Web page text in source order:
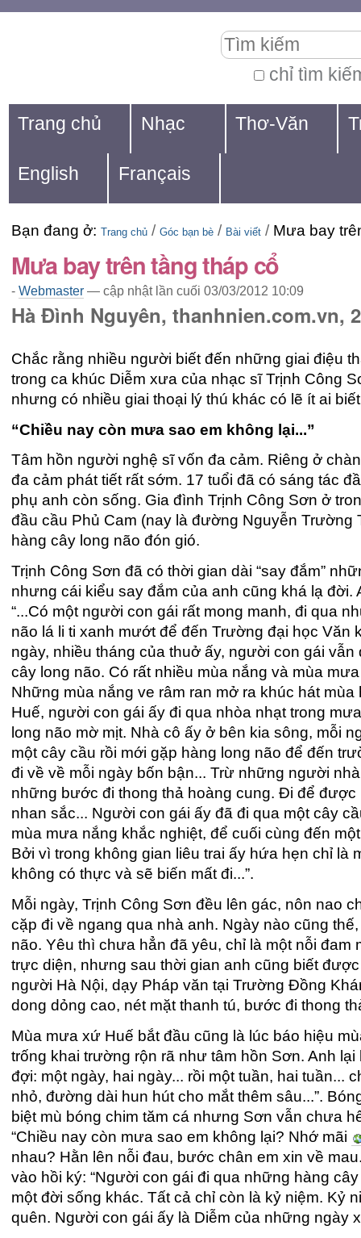
dung.
đến
mục
định
hướng
cá
nhân
chỉ tìm
kiếm
Navigation
Trang chủ Nhạc Thơ-Văn
English Français
Bạn đang ở: Trang chủ / Góc bạn bè / Bài viết / Mưa bay
Mưa bay trên tầng tháp cổ
- Webmaster — cập nhật lần cuối 03/03/2012 10:09
Hà Đình Nguyên, thanhnien.com.vn,
Chắc rằng nhiều người biết đến những giai điệu
trong ca khúc Diễm xưa của nhạc sĩ Trịnh Công
nhưng có nhiều giai thoại lý thú khác có lẽ ít ai
“Chiều nay còn mưa sao em không lại...”
Tâm hồn người nghệ sĩ vốn đa cảm. Riêng ở
đa cảm phát tiết rất sớm. 17 tuổi đã có sáng tác
phụ anh còn sống. Gia đình Trịnh Công Sơn ở
đầu cầu Phủ Cam (nay là đường Nguyễn Trường
hàng cây long não đón gió.
Trịnh Công Sơn đã có thời gian dài “say đắm”
nhưng cái kiểu say đắm của anh cũng khá lạ đời.
“...Có một người con gái rất mong manh, đi qua
não lá li ti xanh mướt để đến Trường đại học Văn
ngày, nhiều tháng của thuở ấy, người con gái
cây long não. Có rất nhiều mùa nắng và mùa
Những mùa nắng ve râm ran mở ra khúc hát mùa
Huế, người con gái ấy đi qua nhòa nhạt trong
long não mờ mịt. Nhà cô ấy ở bên kia sông, mỗi
một cây cầu rồi mới gặp hàng long não để đến
đi về về mỗi ngày bốn bận... Trừ những người
những bước đi thong thả hoàng cung. Đi để
nhan sắc... Người con gái ấy đã đi qua một cây
mùa mưa nắng khắc nghiệt, để cuối cùng đến
Bởi vì trong không gian liêu trai ấy hứa hẹn chỉ là
không có thực và sẽ biến mất đi...”.
Mỗi ngày, Trịnh Công Sơn đều lên gác, nôn nao
cặp đi về ngang qua nhà anh. Ngày nào cũng
não. Yêu thì chưa hẳn đã yêu, chỉ là một nỗi
trực diện, nhưng sau thời gian anh cũng biết
người Hà Nội, dạy Pháp văn tại Trường Đồng
dong dỏng cao, nét mặt thanh tú, bước đi thong
Mùa mưa xứ Huế bắt đầu cũng là lúc báo hiệu
trống khai trường rộn rã như tâm hồn Sơn. Anh
đợi: một ngày, hai ngày... rồi một tuần, hai tuần...
nhỏ, đường dài hun hút cho mắt thêm sâu...”.
biệt mù bóng chim tăm cá nhưng Sơn vẫn chưa
“Chiều nay còn mưa sao em không lại? Nhớ mãi
nhau? Hằn lên nỗi đau, bước chân em xin về
vào hồi ký: “Người con gái đi qua những hàng
một đời sống khác. Tất cả chỉ còn là kỷ niệm. Kỷ
quên. Người con gái ấy là Diễm của những ngày